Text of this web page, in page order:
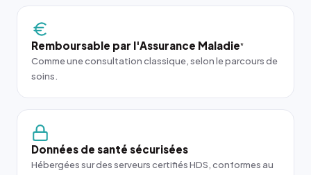
Remboursable par l'Assurance Maladie*
Comme une consultation classique, selon le parcours de
soins.
Données de santé sécurisées
Hébergées sur des serveurs certifiés HDS, conformes au